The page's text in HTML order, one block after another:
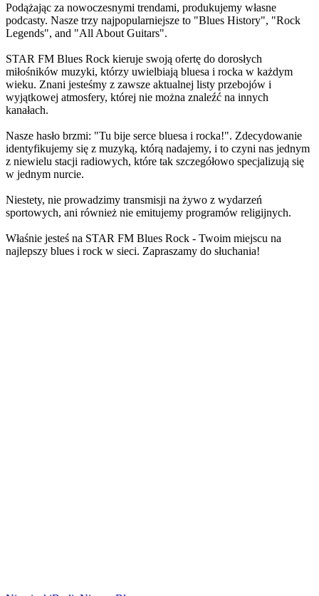
Podążając za nowoczesnymi trendami, produkujemy własne
podcasty. Nasze trzy najpopularniejsze to "Blues History", "Rock
Legends", and "All About Guitars".
STAR FM Blues Rock kieruje swoją ofertę do dorosłych
miłośników muzyki, którzy uwielbiają bluesa i rocka w każdym
wieku. Znani jesteśmy z zawsze aktualnej listy przebojów i
wyjątkowej atmosfery, której nie można znaleźć na innych
kanałach.
Nasze hasło brzmi: "Tu bije serce bluesa i rocka!". Zdecydowanie
identyfikujemy się z muzyką, którą nadajemy, i to czyni nas jednym
z niewielu stacji radiowych, które tak szczegółowo specjalizują się
w jednym nurcie.
Niestety, nie prowadzimy transmisji na żywo z wydarzeń
sportowych, ani również nie emitujemy programów religijnych.
Właśnie jesteś na STAR FM Blues Rock - Twoim miejscu na
najlepszy blues i rock w sieci. Zapraszamy do słuchania!